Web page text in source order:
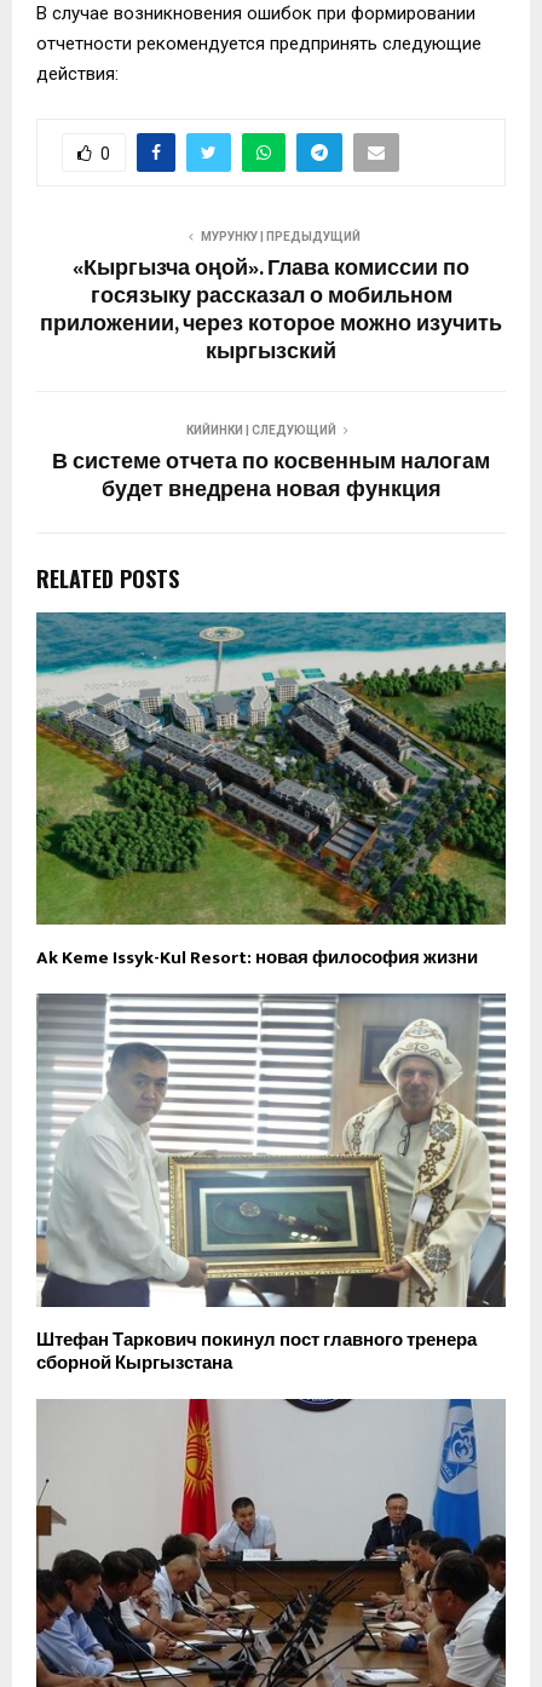
В случае возникновения ошибок при формировании
отчетности рекомендуется предпринять следующие
действия:
0
МУРУНКУ | ПРЕДЫДУЩИЙ
«Кыргызча оңой». Глава комиссии по
госязыку рассказал о мобильном
приложении, через которое можно изучить
кыргызский
КИЙИНКИ | СЛЕДУЮЩИЙ
В системе отчета по косвенным налогам
будет внедрена новая функция
RELATED POSTS
Ak Keme Issyk-Kul Resort: новая философия жизни
Штефан Таркович покинул пост главного тренера
сборной Кыргызстана